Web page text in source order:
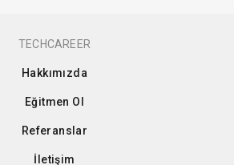
TECHCAREER
Hakkımızda
Eğitmen Ol
Referanslar
İletişim